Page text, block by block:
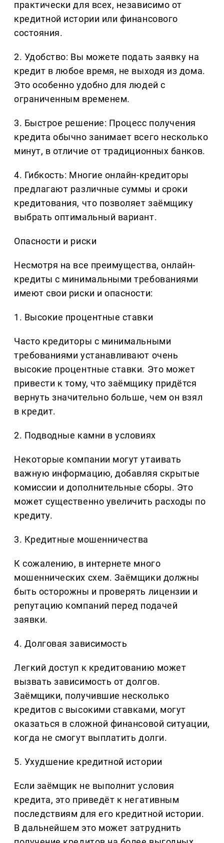
практически для всех, независимо от
кредитной истории или финансового
состояния.
2. Удобство: Вы можете подать заявку на
кредит в любое время, не выходя из дома.
Это особенно удобно для людей с
ограниченным временем.
3. Быстрое решение: Процесс получения
кредита обычно занимает всего несколько
минут, в отличие от традиционных банков.
4. Гибкость: Многие онлайн-кредиторы
предлагают различные суммы и сроки
кредитования, что позволяет заёмщику
выбрать оптимальный вариант.
Опасности и риски
Несмотря на все преимущества, онлайн-
кредиты с минимальными требованиями
имеют свои риски и опасности:
1. Высокие процентные ставки
Часто кредиторы с минимальными
требованиями устанавливают очень
высокие процентные ставки. Это может
привести к тому, что заёмщику придётся
вернуть значительно больше, чем он взял
в кредит.
2. Подводные камни в условиях
Некоторые компании могут утаивать
важную информацию, добавляя скрытые
комиссии и дополнительные сборы. Это
может существенно увеличить расходы по
кредиту.
3. Кредитные мошенничества
К сожалению, в интернете много
мошеннических схем. Заёмщики должны
быть осторожны и проверять лицензии и
репутацию компаний перед подачей
заявки.
4. Долговая зависимость
Легкий доступ к кредитованию может
вызвать зависимость от долгов.
Заёмщики, получившие несколько
кредитов с высокими ставками, могут
оказаться в сложной финансовой ситуации,
когда не смогут выплатить долги.
5. Ухудшение кредитной истории
Если заёмщик не выполнит условия
кредита, это приведёт к негативным
последствиям для его кредитной истории.
В дальнейшем это может затруднить